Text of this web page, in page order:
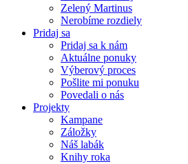
Zelený Martinus
Nerobíme rozdiely
Pridaj sa
Pridaj sa k nám
Aktuálne ponuky
Výberový proces
Pošlite mi ponuku
Povedali o nás
Projekty
Kampane
Záložky
Náš labák
Knihy roka